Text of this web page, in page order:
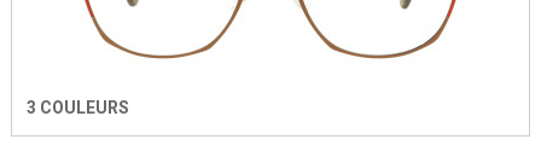
3 COULEURS